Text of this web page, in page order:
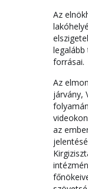
Az
forrásai.
Az
járvány,
az